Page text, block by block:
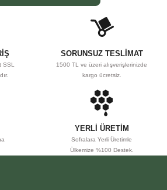
SSL
SORUNSUZ TESLİMAT
1500 TL ve üzeri alışverişlerinizde
kargo ücretsiz.
YERLİ ÜRETİM
Sofralara Yerli Üretimle
Ülkemize %100 Destek.